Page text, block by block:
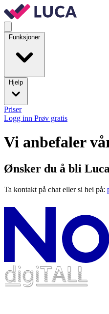
Funksjoner
Hjelp
Priser
Logg inn Prøv gratis
Vi anbefaler
Ønsker du å bli
Ta kontakt på chat eller si hei på: